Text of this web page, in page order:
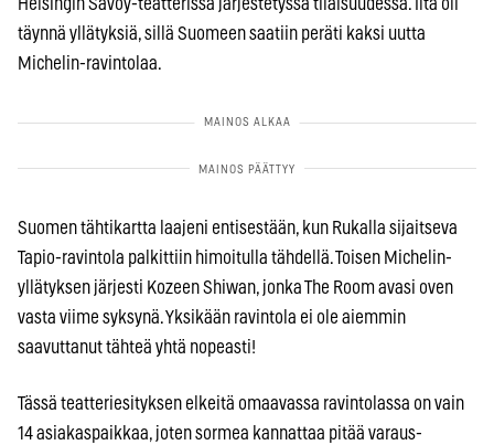
Helsingin Savoy-teatterissa järjestetyssä tilaisuudessa. Ilta oli
täynnä yllätyksiä, sillä Suomeen saatiin peräti kaksi uutta
Michelin-ravintolaa.
Suomen tähtikartta laajeni entisestään, kun Rukalla sijaitseva
Tapio-ravintola palkittiin himoitulla tähdellä. Toisen Michelin-
yllätyksen järjesti Kozeen Shiwan, jonka The Room avasi oven
vasta viime syksynä. Yksikään ravintola ei ole aiemmin
saavuttanut tähteä yhtä nopeasti!
Tässä teatteriesityksen elkeitä omaavassa ravintolassa on vain
14 asiakaspaikkaa, joten sormea kannattaa pitää varaus-